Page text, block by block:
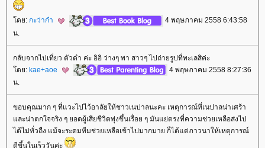
ดย: กะว่าก๋า
4 พฤษภาคม 2558 6:43:58
น.
กลับจากไปเที่ยว ตัวดำ ค่ะ อิอิ ว่างๆ พา สาวๆ ไปถ่ายรูปที่ทะเลสิค่ะ
ดย: kae+aoe
4 พฤษภาคม 2558 8:27:36
น.
ขอบคุณมาก ๆ ที่แวะไปไว้อาลัยให้ชาวเนปาลนะคะ เหตุการณ์ที่เนปาลน่าเศร้า
ละน่าตกใจจริง ๆ ยอดผู้เสียชีวิตพุ่งขึ้นเรื่อย ๆ มันแย่ตรงที่ความช่วยเหลือส่งไป
ได้ไม่ทั่วถืง แม้จะระดมทีมช่วยเหลือเข้าไปมากมาย ก็ได้แต่ภาวนาให้เหตุการณ์
ดีขึ้นในเร็ววันค่ะ